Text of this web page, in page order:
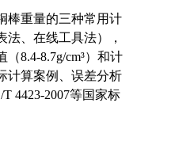
棒重量的三种常用计
法、在线工具法），
8.4-8.7g/cm³）和计
计算案例、误差分析
4423-2007等国家标